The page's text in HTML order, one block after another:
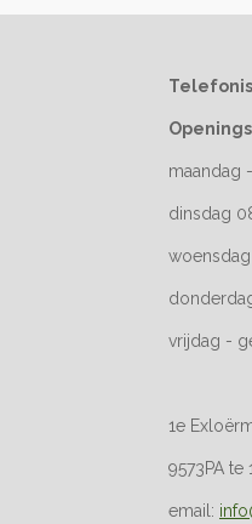
vrijdag -
1e
9573PA te
email: